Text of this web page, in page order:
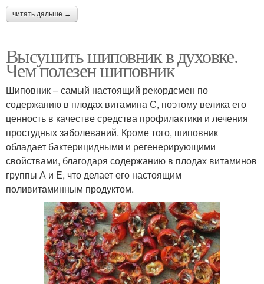
читать дальше →
Высушить шиповник в духовке.
Чем полезен шиповник
Шиповник – самый настоящий рекордсмен по
содержанию в плодах витамина С, поэтому велика его
ценность в качестве средства профилактики и лечения
простудных заболеваний. Кроме того, шиповник
обладает бактерицидными и регенерирующими
свойствами, благодаря содержанию в плодах витаминов
группы А и Е, что делает его настоящим
поливитаминным продуктом.